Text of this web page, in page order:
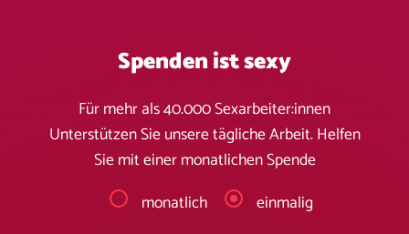
Spenden ist sexy
Für mehr als 40.000 Sexarbeiter:innen
Unterstützen Sie unsere tägliche Arbeit. Helfen
Sie mit einer monatlichen Spende
monatlich
einmalig